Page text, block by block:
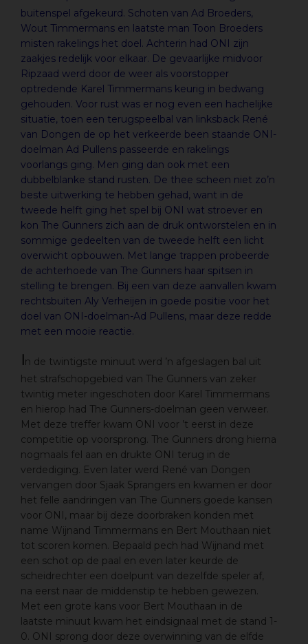
buitenspel afgekeurd. Schoten van Ad Broeders,
Wout Timmermans en laatste man Toon Broeders
misten rakelings het doel. Achterin had ONI zijn
zaakjes redelijk voor elkaar. De gevaarlijke midvoor
Ripzaad werd door de weer als voorstopper
optredende Karel Timmermans keurig in bedwang
gehouden. Voor rust was er nog even een hachelijke
situatie, toen een terugspeelbal van linksback René
van Dongen de op het verkeerde been staande ONI-
doelman Ad Pullens passeerde en rakelings
voorlangs ging. Men ging dan ook met een
dubbelblanke stand rusten. De thee scheen niet zo’n
beste uitwerking te hebben gehad, want in de
tweede helft ging het spel bij ONI wat stroever en
kon The Gunners zich aan de druk ontworstelen en in
sommige gedeelten van de tweede helft een licht
overwicht opbouwen. Met lange trappen probeerde
de achterhoede van The Gunners haar spitsen in
stelling te brengen. Bij een van deze aanvallen kwam
rechtsbuiten Aly Verheijen in goede positie voor het
doel van ONI-doelman-Ad Pullens, maar deze redde
met een mooie reactie.
n de twintigste minuut werd ’n afgeslagen bal uit
het strafschopgebied van The Gunners van zeker
twintig meter ingeschoten door Karel Timmermans
en hierop had The Gunners-doelman geen verweer.
Met deze treffer kwam ONI voor ’t eerst in deze
competitie op voorsprong. The Gunners drong hierna
nogmaals fel aan en drukte ONI terug in de
verdediging. Even later werd René van Dongen
vervangen door Sjaak Sprangers en kwamen er door
het felle aandringen van The Gunners goede kansen
voor ONI, maar bij deze doorbraken konden met
name Wijnand Timmermans en Bert Mouthaan niet
tot scoren komen. Bepaald pech had Wijnand met
een schot op de paal en even later keurde de
scheidrechter een doelpunt van dezelfde speler af,
na eerst naar de middenstip te hebben gewezen.
Met een grote kans voor Bert Mouthaan in de
laatste minuut kwam het eindsignaal met de stand 1-
0. ONI sprong door deze overwinning van de elfde